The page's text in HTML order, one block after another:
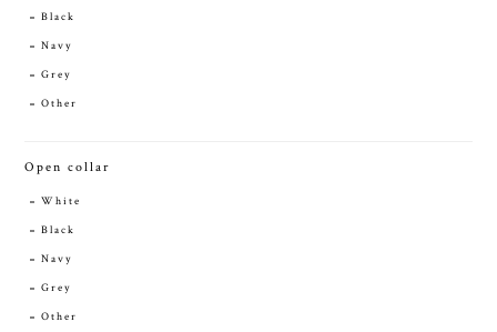
Black
Navy
Grey
Other
Open collar
White
Black
Navy
Grey
Other